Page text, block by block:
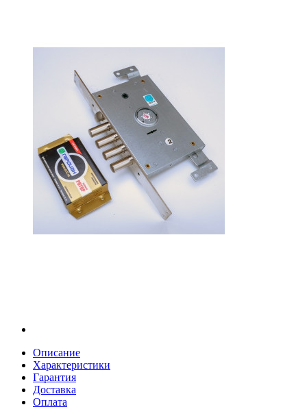
Описание
Характеристики
Гарантия
Доставка
Оплата